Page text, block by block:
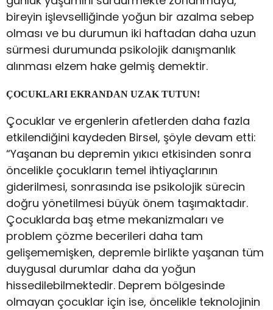
bireyin işlevselliğinde yoğun bir azalma sebep
olması ve bu durumun iki haftadan daha uzun
sürmesi durumunda psikolojik danışmanlık
alınması elzem hake gelmiş demektir.
ÇOCUKLARI EKRANDAN UZAK TUTUN!
Çocuklar ve ergenlerin afetlerden daha fazla
etkilendiğini kaydeden Birsel, şöyle devam etti:
“Yaşanan bu depremin yıkıcı etkisinden sonra
öncelikle çocukların temel ihtiyaçlarının
giderilmesi, sonrasında ise psikolojik sürecin
doğru yönetilmesi büyük önem taşımaktadır.
Çocuklarda baş etme mekanizmaları ve
problem çözme becerileri daha tam
gelişememişken, depremle birlikte yaşanan tüm
duygusal durumlar daha da yoğun
hissedilebilmektedir. Deprem bölgesinde
olmayan çocuklar için ise, öncelikle teknolojinin